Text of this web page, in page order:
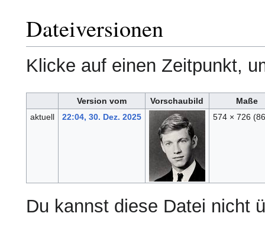
Dateiversionen
Klicke auf einen Zeitpunkt,
Version vom Vorschaubild
Maße
aktuell
22:04, 30. Dez. 2025 574 × 726
Du kannst diese Datei nicht